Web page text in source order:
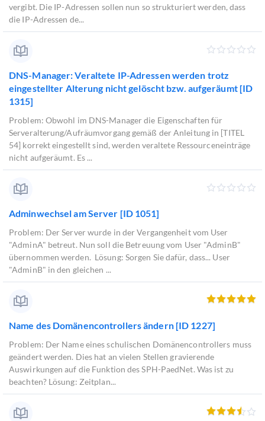
vergibt. Die IP-Adressen sollen nun so strukturiert werden, dass
die IP-Adressen de...
DNS-Manager: Veraltete IP-Adressen werden trotz
eingestellter Alterung nicht gelöscht bzw. aufgeräumt [ID
1315]
Problem: Obwohl im DNS-Manager die Eigenschaften für
Serveralterung/Aufräumvorgang gemäß der Anleitung in [TITEL
54] korrekt eingestellt sind, werden veraltete Ressourceneinträge
nicht aufgeräumt. Es ...
Adminwechsel am Server [ID 1051]
Problem: Der Server wurde in der Vergangenheit vom User
"AdminA" betreut. Nun soll die Betreuung vom User "AdminB"
übernommen werden. Lösung: Sorgen Sie dafür, dass... User
"AdminB" in den gleichen ...
Name des Domänencontrollers ändern [ID 1227]
Problem: Der Name eines schulischen Domänencontrollers muss
geändert werden. Dies hat an vielen Stellen gravierende
Auswirkungen auf die Funktion des SPH-PaedNet. Was ist zu
beachten? Lösung: Zeitplan...